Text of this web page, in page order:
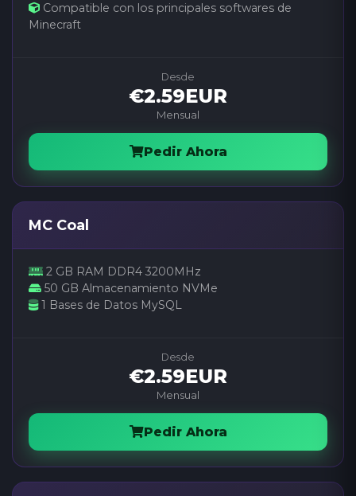
Compatible con los principales softwares de
Minecraft
Desde
€2.59EUR
Mensual
Pedir Ahora
MC Coal
2 GB RAM DDR4 3200MHz
50 GB Almacenamiento NVMe
1 Bases de Datos MySQL
Desde
€2.59EUR
Mensual
Pedir Ahora